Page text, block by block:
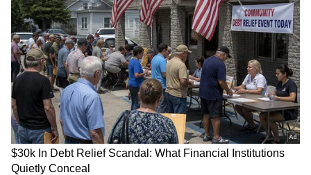
ఆయనకున్న పరపతి, అపారమైన డిజిటల్ రీచ్ ఒక ప్రధాన
కారణం. కాగా.. కొత్త ట్విట్టర్ యజమాని ఎలాన్ మస్క్ గత
నవంబర్ లో ట్రంప్ ఖాతాను పునరుద్ధరించారు. కానీ ఆయన
ఇంకా అందులో ఎలాంటి పోస్టు చేయలేదు.